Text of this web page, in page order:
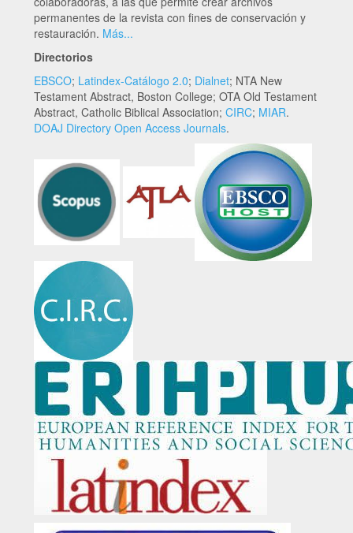
permanentes de la revista con fines de conservación y
restauración. Más...
Directorios
EBSCO; Latindex-Catálogo 2.0; Dialnet; NTA New
Testament Abstract, Boston College; OTA Old Testament
Abstract, Catholic Biblical Association; CIRC; MIAR.
DOAJ Directory Open Access Journals.